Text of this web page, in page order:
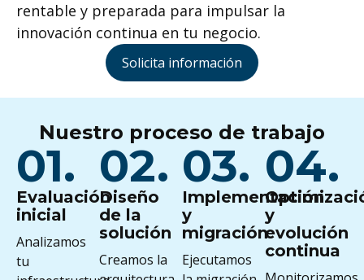
rentable y preparada para impulsar la
innovación continua en tu negocio.
Solicita información
Nuestro proceso de trabajo
01.
Evaluación
inicial
Analizamos
tu
02.
Diseño
de la
solución
Creamos la
03.
Implementación
y
migración
Ejecutamos
04.
y
evolución
continua